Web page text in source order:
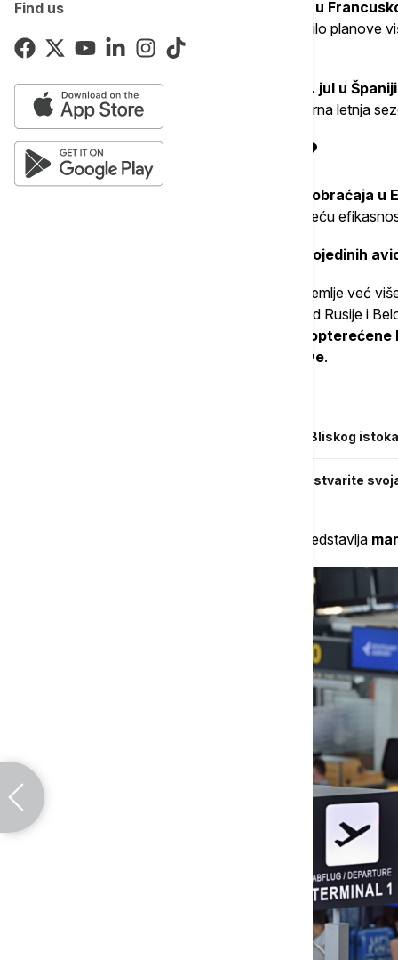
Find usPočetkom jula, štrajkovi kontrolora letenja u
, što je poremetilo planove
putnicima, ali i čelnicima avio-kompanija.
Kako senovi štrajkovi najavljuju za 26. jul u
reaguje. Međutim, nade da nas očekuje mirna letnja
Šta je dovelo do krize?
nivo saobraćaja u
. Međutim, umesto da to donese veću
zatvaranje pojedinih
Zbog rata u Ukrajini, vazdušni prostor te zemlje već
zabranila svojim kompanijama prelete iznad Rusije i
stotina dnevnih letova kroz uske, preopterećene
vremenske nepogode i štrajkove.
Avio-kompanije otkazuju letove preko Bliskog
Otkazan vam je let? Saznajte kako da ostvarite
Ipak, veći problem od preopterećenosti predstavlja